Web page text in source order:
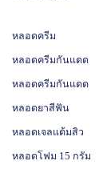
หลอดครีม
หลอดครีมกันแดด
หลอดครีมกันแดด
หลอดยาสีฟัน
หลอดเจลแต้มสิว
หลอดโฟม 15 กรัม